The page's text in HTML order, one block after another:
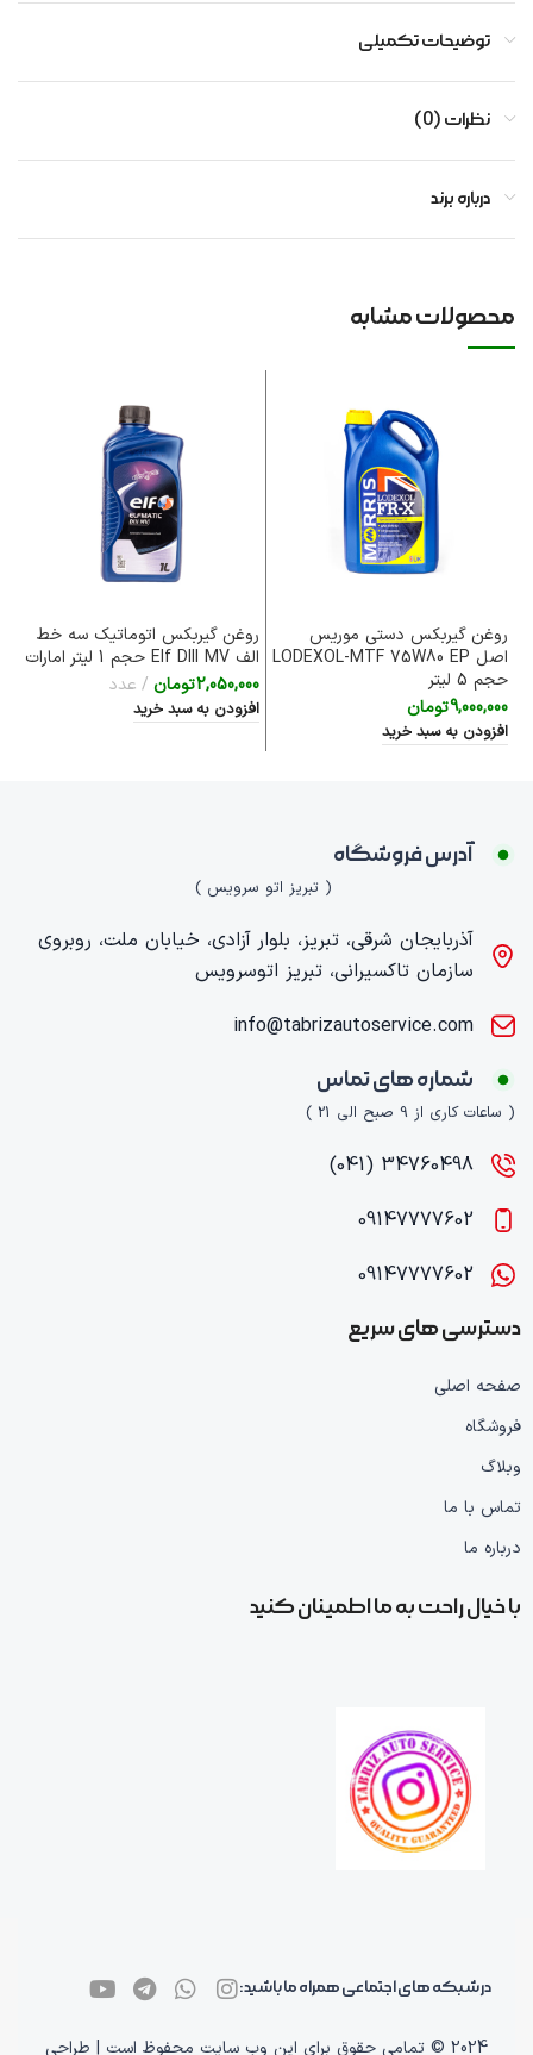
توضیحات تکمیلی
نظرات (0)
درباره برند
محصولات مشابه
روغن گیربکس دستی موریس
اصل LODEXOL-MTF 75W80 EP
حجم 5 لیتر
9,000,000تومان
افزودن به سبد خرید
روغن گیربکس اتوماتیک سه خط
الف Elf DIII MV حجم 1 لیتر امارات
2,050,000تومان عدد
افزودن به سبد خرید
آدرس فروشگاه
( تبریز اتو سرویس )
آذربایجان شرقی، تبریز، بلوار آزادی، خیابان ملت، روبروی
سازمان تاکسیرانی، تبریز اتوسرویس
info@tabrizautoservice.com
شماره های تماس
( ساعات کاری از 9 صبح الی 21 )
34760498 (041)
09147777602
09147777602
دسترسی های سریع
صفحه اصلی
فروشگاه
وبلاگ
تماس با ما
درباره ما
با خیال راحت به ما اطمینان کنید
در شبکه های اجتماعی همراه ما باشید:
2024 © تمامی حقوق برای این وب سایت محفوظ است | طراحی